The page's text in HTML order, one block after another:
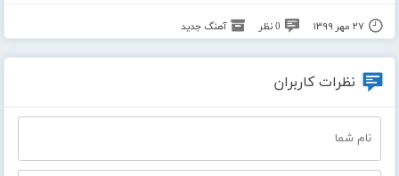
۲۷ مهر ۱۳۹۹ 0 نظر آهنگ جدید
نظرات کاربران